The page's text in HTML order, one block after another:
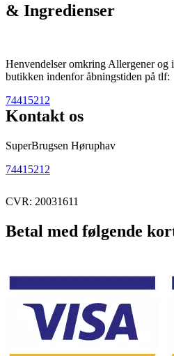
& Ingredienser
Henvendelser omkring Allergener og
butikken indenfor åbningstiden på tlf:
74415212
Kontakt os
SuperBrugsen Høruphav
74415212
CVR: 20031611
Betal med følgende